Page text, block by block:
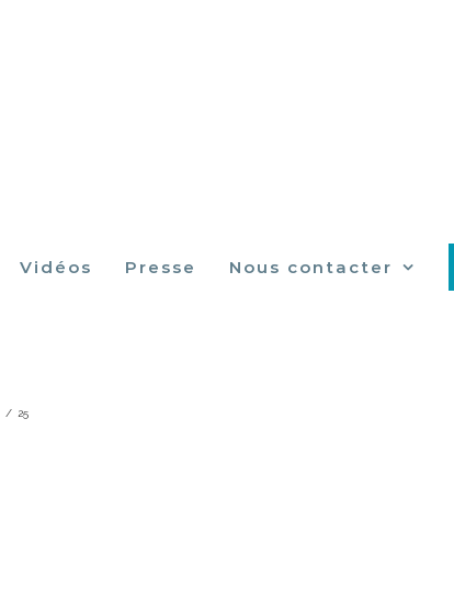
Vidéos Presse Nous contacter
/ 25